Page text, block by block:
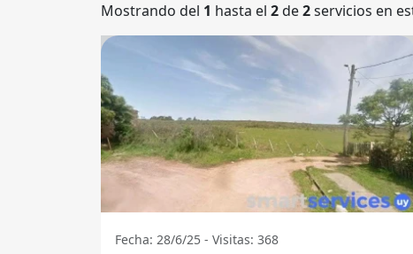
Mostrando del 1 hasta el 2de2servicios en
Fecha: 28/6/25 - Visitas: 368